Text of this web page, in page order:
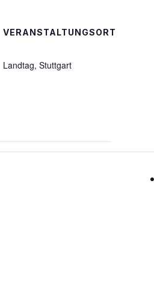
VERANSTALTUNGSORT
Landtag, Stuttgart